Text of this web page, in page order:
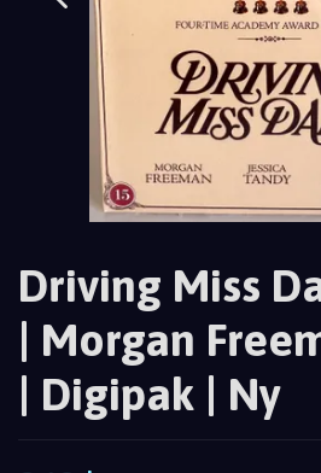
Driving Miss
| Morgan
| Digipak | Ny